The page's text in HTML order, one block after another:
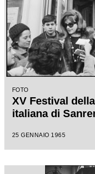
FOTO
XV Festival
italiana di
25 GENNAIO 1965